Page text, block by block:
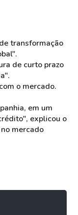
transformação
de curto prazo
o mercado.
em um
explicou o
mercado